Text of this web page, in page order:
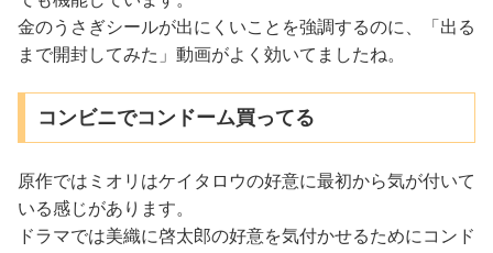
金のうさぎシールが出にくいことを強調するのに、「出る
まで開封してみた」動画がよく効いてましたね。
コンビニでコンドーム買ってる
原作ではミオリはケイタロウの好意に最初から気が付いて
いる感じがあります。
ドラマでは美織に啓太郎の好意を気付かせるためにコンド